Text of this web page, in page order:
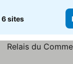
6 sites